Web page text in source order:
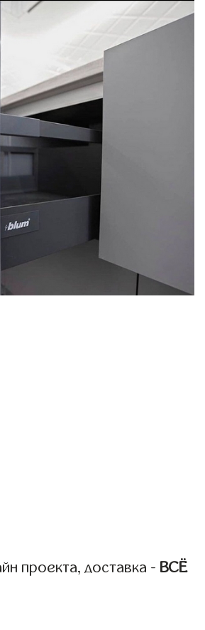
проекта, доставка - ВСЁ